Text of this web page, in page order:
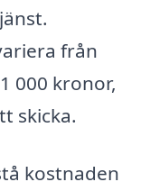
från
000 kronor,
skicka.
kostnaden